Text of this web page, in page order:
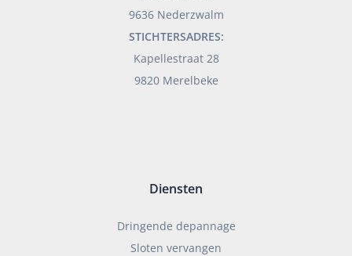
9636 Nederzwalm
STICHTERSADRES:
Kapellestraat 28
9820 Merelbeke
Diensten
Dringende depannage
Sloten vervangen